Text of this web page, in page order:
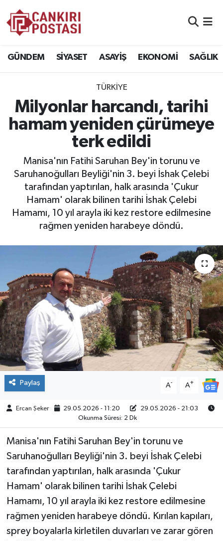
GÜNDEM SİYASET ASAYİŞ EKONOMİ SAĞLIK
TÜRKİYE
Milyonlar harcandı, tarihi
hamam yeniden çürümeye
terk edildi
Manisa'nın Fatihi Saruhan Bey'in torunu ve
Saruhanoğulları Beyliği'nin 3. beyi İshak Çelebi
tarafından yaptırılan, halk arasında 'Çukur
Hamam' olarak bilinen tarihi İshak Çelebi
Hamamı, 10 yıl arayla iki kez restore edilmesine
rağmen yeniden harabeye döndü.
Paylaş A- A+
Ercan Şeker 29.05.2026 - 11:20
29.05.2026 - 21:03
Okunma Süresi: 2 Dk
Manisa'nın Fatihi Saruhan Bey'in torunu ve
Saruhanoğulları Beyliği'nin 3. beyi İshak Çelebi
tarafından yaptırılan, halk arasında 'Çukur
Hamam' olarak bilinen tarihi İshak Çelebi
Hamamı, 10 yıl arayla iki kez restore edilmesine
rağmen yeniden harabeye döndü. Kırılan kapıları,
sprey boyalarla kirletilen duvarları ve zarar gören
EKONOMİ
SPOR
EĞİTİM
YAŞAM
İLÇELER
RESMİ İLANLAR
KÜLTÜR
TURİZM
MAGAZİN
VEFAT
BİLİM&TEKNOLOJİ
BÖLGE
TÜRKİYE
DÜNYA
Trafik Durumu
Süper Lig Puan Durumu ve Fikstür
Tüm Manşetler
Son Dakika Haberleri
Haber Arşivi